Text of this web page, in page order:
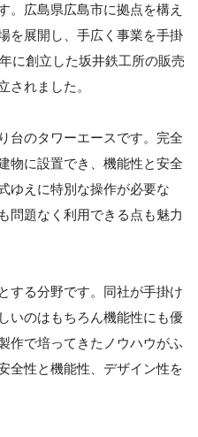
。広島県広島市に拠点を構え
を展開し、手広く事業を手掛
に創立した坂井鉄工所の販売
されました。
台のタワーエースです。完全
物に設置でき、機能性と安全
ゆえに特別な操作が必要な
問題なく利用できる点も魅力
する分野です。同社が手掛け
いのはもちろん機能性にも優
作で培ってきたノウハウがふ
全性と機能性、デザイン性を